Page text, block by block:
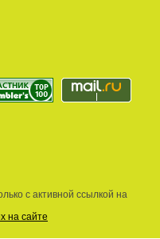
с активной ссылкой на
на сайте